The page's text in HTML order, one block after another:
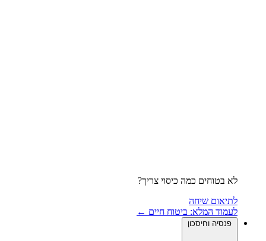
לא בטוחים כמה כיסוי צריך?
לתיאום שיחה
לעמוד המלא: ביטוח חיים ←
פנסיה וחיסכון